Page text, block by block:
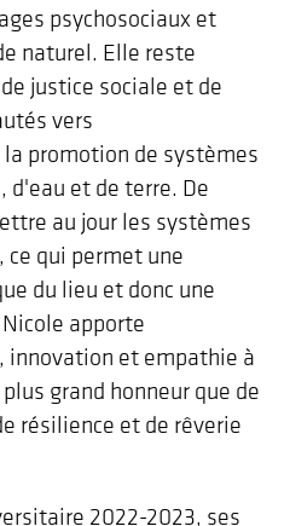
psychosociaux et
naturel. Elle reste
justice sociale et de
vers
promotion de systèmes
et de terre. De
au jour les systèmes
qui permet une
du lieu et donc une
apporte
innovation et empathie à
grand honneur que de
résilience et de rêverie
2022-2023, ses